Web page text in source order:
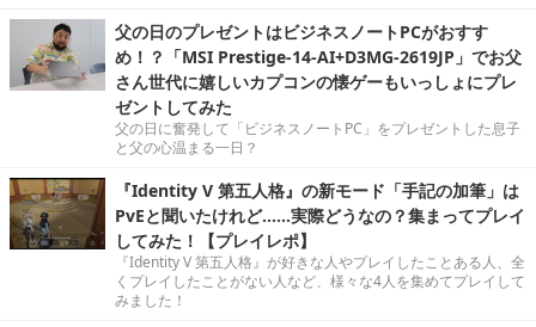
父の日のプレゼントはビジネスノートPCがおすす
め！？「MSI Prestige-14-AI+D3MG-2619JP」でお父
さん世代に嬉しいカプコンの懐ゲーもいっしょにプレ
ゼントしてみた
父の日に奮発して「ビジネスノートPC」をプレゼントした息子
と父の心温まる一日？
『Identity V 第五人格』の新モード「手記の加筆」は
PvEと聞いたけれど……実際どうなの？集まってプレイ
してみた！【プレイレポ】
『Identity V 第五人格』が好きな人やプレイしたことある人、全
くプレイしたことがない人など、様々な4人を集めてプレイして
みました！